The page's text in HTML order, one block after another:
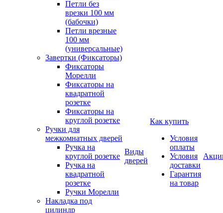
Петли без
врезки 100 мм
(бабочки)
Петли врезные
100 мм
(универсальные)
Завертки (Фиксаторы)
Фиксаторы
Морелли
Фиксаторы на
квадратной
розетке
Фиксаторы на
круглой розетке
Ручки для
межкомнатных дверей
Ручка на
круглой розетке
Ручка на
квадратной
розетке
Ручки Морелли
Накладка под
цилиндр
Виды
дверей
Как купить
Условия
оплаты
Условия
доставки
Гарантия
на товар